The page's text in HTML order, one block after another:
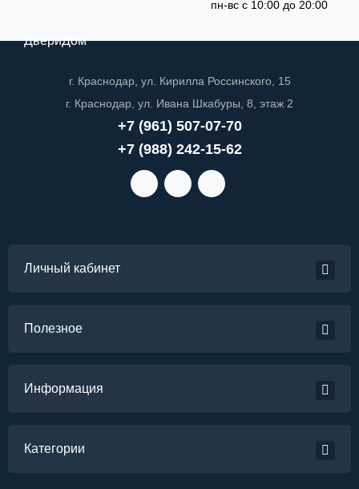
пн-вс с 10:00 до 20:00
ДвериДом
г. Краснодар, ул. Кирилла Россинского, 15
г. Краснодар, ул. Ивана Шкабуры, 8, этаж 2
+7 (961) 507-07-70
+7 (988) 242-15-62
Личный кабинет
Полезное
Информация
Категории